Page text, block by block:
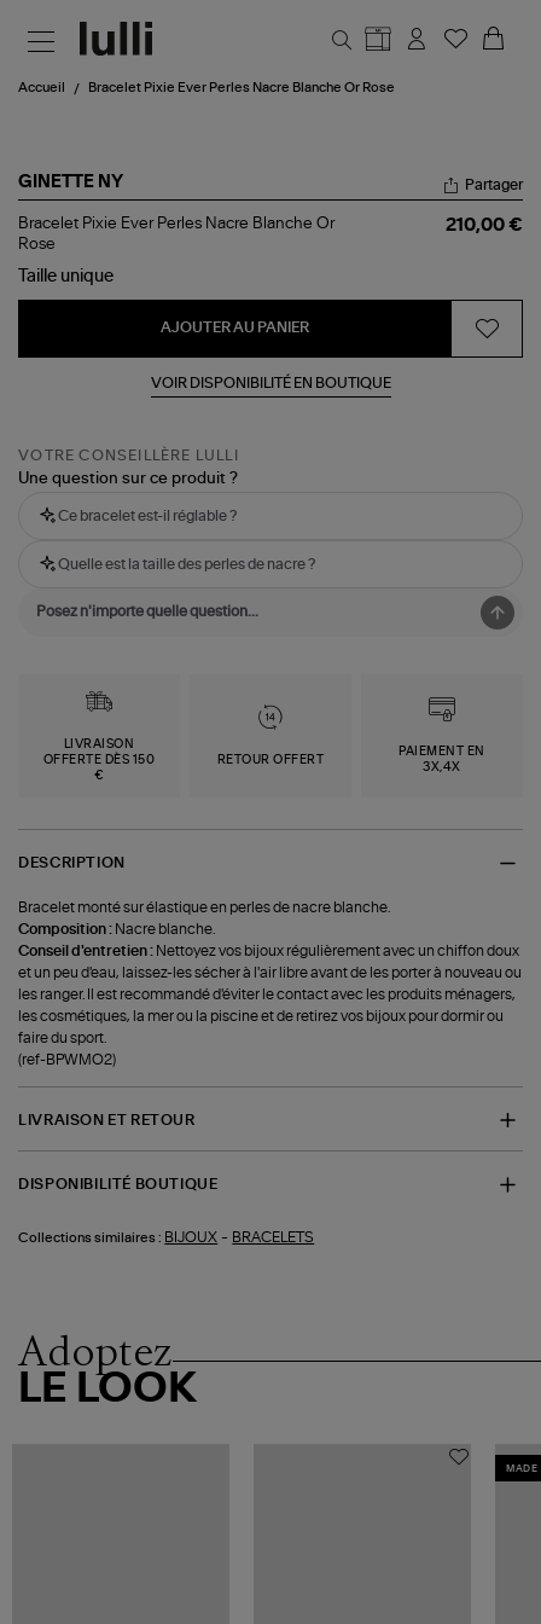
Accueil Bracelet Pixie Ever Perles Nacre Blanche Or Rose
GINETTE NY
Bracelet
Pixie
Perles
Nacre
Rose
Partager
Bracelet Pixie Ever Perles Nacre Blanche Or
Rose
210,00 €
Taille unique
AJOUTER AU PANIER
VOIR DISPONIBILITÉ EN BOUTIQUE
VOTRE CONSEILLÈRE LULLI
Une question sur ce produit ?
Ce bracelet est-il réglable ?
Quelle est la taille des perles de nacre ?
LIVRAISON
OFFERTE DÈS 150
€
RETOUR OFFERT
PAIEMENT EN
3X,4X
DESCRIPTION
Bracelet monté sur élastique en perles de nacre blanche.
Composition : Nacre blanche.
Conseil d'entretien : Nettoyez vos bijoux régulièrement avec un chiffon doux
et un peu d'eau, laissez-les sécher à l'air libre avant de les porter à nouveau ou
les ranger. Il est recommandé d'éviter le contact avec les produits ménagers,
les cosmétiques, la mer ou la piscine et de retirez vos bijoux pour dormir ou
faire du sport.
(ref-BPWMO2)
LIVRAISON ET RETOUR
DISPONIBILITÉ BOUTIQUE
Collections similaires : BIJOUX - BRACELETS
Adoptez
LE LOOK
MADE